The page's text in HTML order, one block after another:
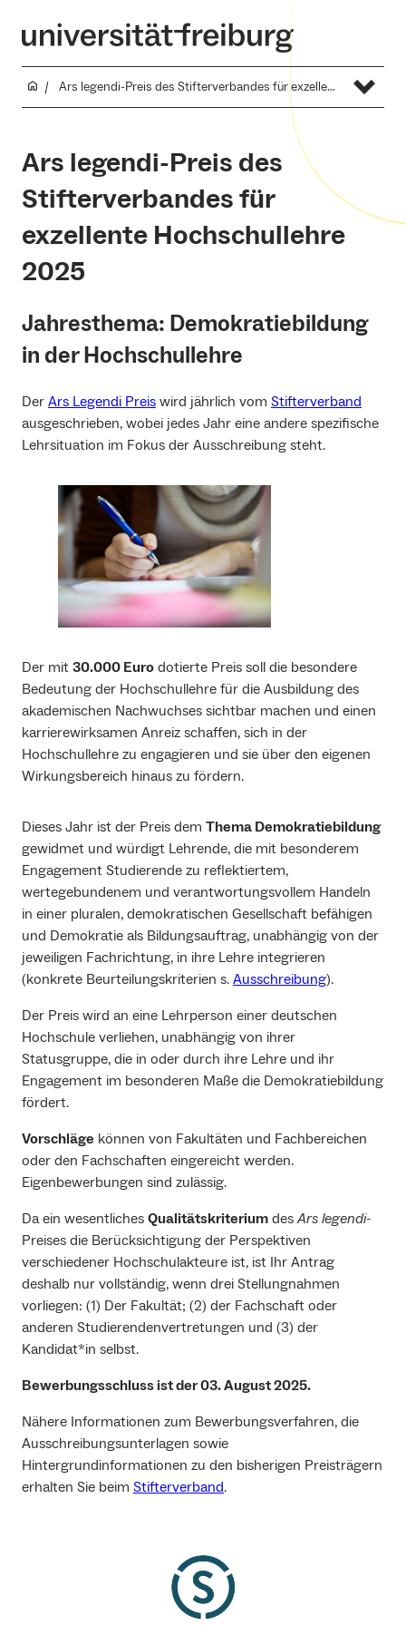
Ars legendi-Preis des Stifterverbandes für exzellente Hochschullehre 2025
Ars legendi-Preis des
Stifterverbandes für
exzellente Hochschullehre
2025
Jahresthema: Demokratiebildung
in der Hochschullehre
Der Ars Legendi Preis wird jährlich vom Stifterverband
ausgeschrieben, wobei jedes Jahr eine andere spezifische
Lehrsituation im Fokus der Ausschreibung steht.
Der mit 30.000 Euro dotierte Preis soll die besondere
Bedeutung der Hochschullehre für die Ausbildung des
akademischen Nachwuchses sichtbar machen und einen
karrierewirksamen Anreiz schaffen, sich in der
Hochschullehre zu engagieren und sie über den eigenen
Wirkungsbereich hinaus zu fördern.
Dieses Jahr ist der Preis dem Thema Demokratiebildung
gewidmet und würdigt Lehrende, die mit besonderem
Engagement Studierende zu reflektiertem,
wertegebundenem und verantwortungsvollem Handeln
in einer pluralen, demokratischen Gesellschaft befähigen
und Demokratie als Bildungsauftrag, unabhängig von der
jeweiligen Fachrichtung, in ihre Lehre integrieren
(konkrete Beurteilungskriterien s. Ausschreibung).
Der Preis wird an eine Lehrperson einer deutschen
Hochschule verliehen, unabhängig von ihrer
Statusgruppe, die in oder durch ihre Lehre und ihr
Engagement im besonderen Maße die Demokratiebildung
fördert.
Vorschläge können von Fakultäten und Fachbereichen
oder den Fachschaften eingereicht werden.
Eigenbewerbungen sind zulässig.
Da ein wesentliches Qualitätskriterium desArs legendi-
Preises die Berücksichtigung der Perspektiven
verschiedener Hochschulakteure ist, ist Ihr Antrag
deshalb nur vollständig, wenn drei Stellungnahmen
vorliegen: (1) Der Fakultät; (2) der Fachschaft oder
anderen Studierendenvertretungen und (3) der
Kandidat*in selbst.
Bewerbungsschluss ist der 03. August 2025.
Nähere Informationen zum Bewerbungsverfahren, die
Ausschreibungsunterlagen sowie
Hintergrundinformationen zu den bisherigen Preisträgern
erhalten Sie beim Stifterverband.